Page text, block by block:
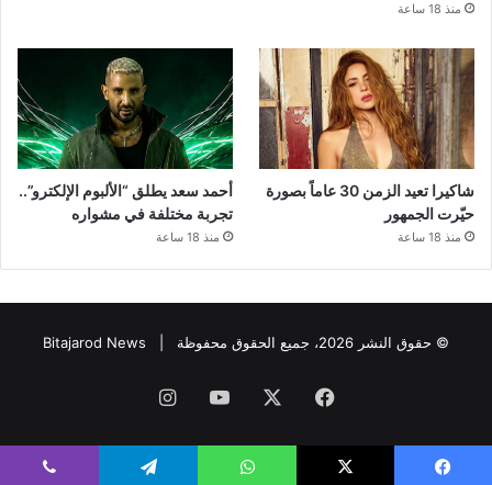
منذ 18 ساعة
شاكيرا تعيد الزمن 30 عاماً بصورة
حيّرت الجمهور
منذ 18 ساعة
أحمد سعد يطلق “الألبوم الإلكترو”..
تجربة مختلفة في مشواره
منذ 18 ساعة
© حقوق النشر 2026، جميع الحقوق محفوظة | Bitajarod News
فيسبوك ‫YouTubeانستقرام